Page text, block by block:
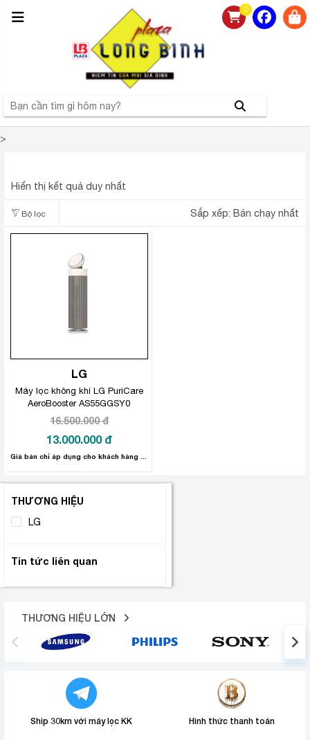
0
>
Hiển thị kết quả duy nhất
Bộ lọc Sắp xếp: Bán chạy nhất
LG
Máy lọc không khí LG PuriCare
AeroBooster AS55GGSY0
16.500.000đ
Giá
gốc
16.500.000 đ.
13.000.000 đ
Giá
là:
THƯƠNG HIỆU
LG
Tin tức liên quan
THƯƠNG HIỆU LỚN
Ship 30km với máy lọc KK Hình thức thanh toán